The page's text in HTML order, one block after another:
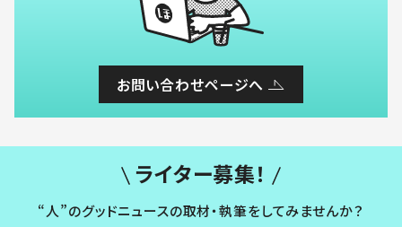
お問い合わせページへ
ライター募集！
“人”のグッドニュースの取材・執筆をしてみませんか？